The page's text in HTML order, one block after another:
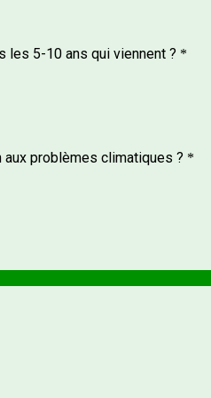
les 5-10 ans qui viennent ? *
problèmes climatiques ? *